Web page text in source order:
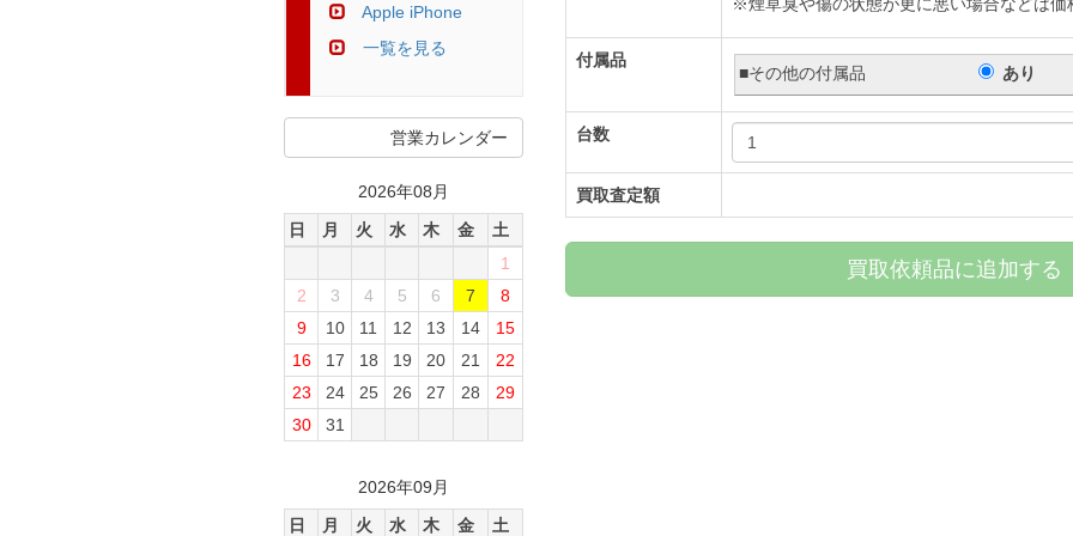
付属品
■その他の付属品 あり
台数
買取査定額
買取依頼品に追加する
Apple iPhone
一覧を見る
営業カレンダー
2026年08月
日
月 火 水 木 金
土
1
2
3 4 5 6 7
8
9
10 11 12 13 14
15
16
17 18 19 20 21
22
23
24 25 26 27 28
29
30
31
2026年09月
日
月 火 水 木 金 土